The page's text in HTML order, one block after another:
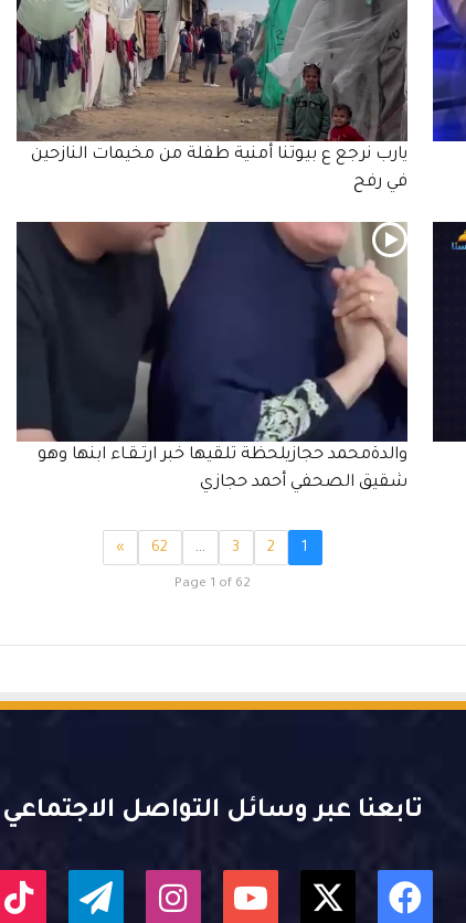
يارب نرجع ع بيوتنا أمنية طفلة من مخيمات النازحين
في رفح
والدةمحمد حجازيلحظة تلقيها خبر ارتـقـاء ابنها وهو
شقيق الصحفي أحمد حجازي
1
2
3
…
62
»
Page 1 of 62
تابعنا عبر وسائل التواصل الاجتماعي
فيسبوك يوتيوب انستقرامتيلقرام